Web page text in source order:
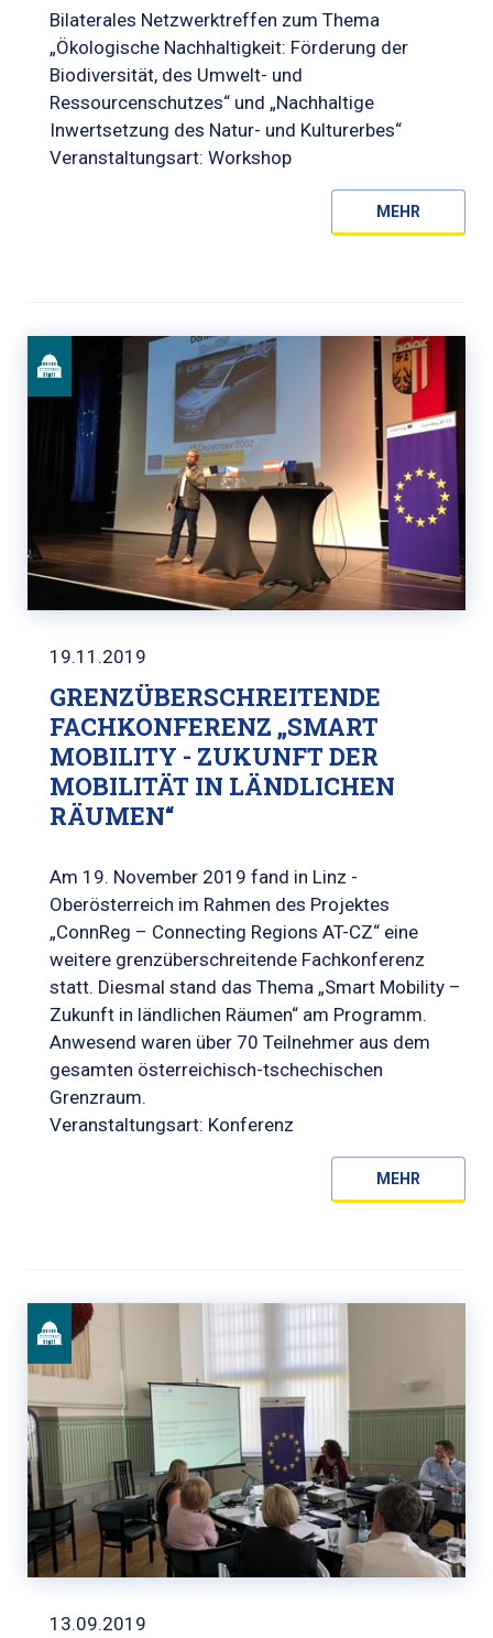
Bilaterales Netzwerktreffen zum Thema
„Ökologische Nachhaltigkeit: Förderung der
Biodiversität, des Umwelt- und
Ressourcenschutzes“ und „Nachhaltige
Inwertsetzung des Natur- und Kulturerbes“
Veranstaltungsart: Workshop
MEHR
19.11.2019
GRENZÜBERSCHREITENDE
FACHKONFERENZ „SMART
MOBILITY - ZUKUNFT DER
MOBILITÄT IN LÄNDLICHEN
RÄUMEN“
Am 19. November 2019 fand in Linz -
Oberösterreich im Rahmen des Projektes
„ConnReg – Connecting Regions AT-CZ“ eine
weitere grenzüberschreitende Fachkonferenz
statt. Diesmal stand das Thema „Smart Mobility –
Zukunft in ländlichen Räumen“ am Programm.
Anwesend waren über 70 Teilnehmer aus dem
gesamten österreichisch-tschechischen
Grenzraum.
Veranstaltungsart: Konferenz
MEHR
13.09.2019